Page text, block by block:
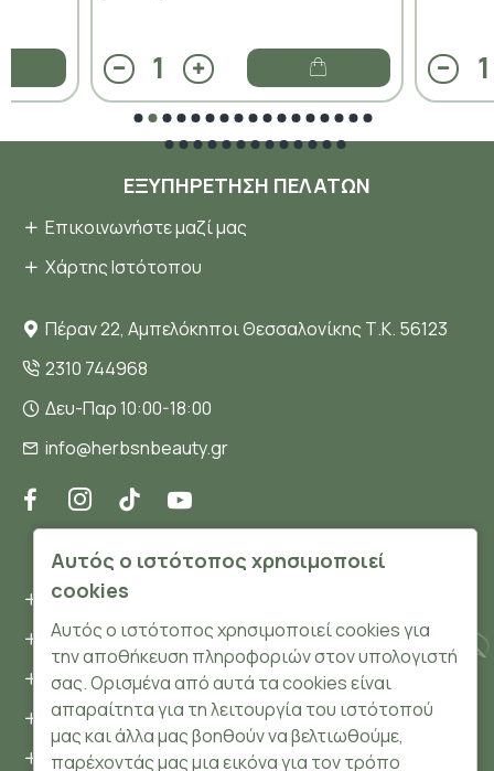
ΕΞΥΠΗΡΈΤΗΣΗ ΠΕΛΑΤΏΝ
Επικοινωνήστε μαζί μας
Χάρτης Ιστότοπου
Πέραν 22, Αμπελόκηποι Θεσσαλονίκης Τ.Κ. 56123
2310 744968
Δευ-Παρ 10:00-18:00
info@herbsnbeauty.gr
ΠΛΗΡΟΦΟΡΊΕΣ
Όροι και συνθήκες
Προσωπικά δεδομένα
Ασφάλεια
Τρόποι Πληρωμής
Τρόποι Αποστολής
Αυτός ο ιστότοπος χρησιμοποιεί
cookies
Αυτός ο ιστότοπος χρησιμοποιεί cookies για
την αποθήκευση πληροφοριών στον υπολογιστή
σας. Ορισμένα από αυτά τα cookies είναι
απαραίτητα για τη λειτουργία του ιστότοπού
μας και άλλα μας βοηθούν να βελτιωθούμε,
παρέχοντάς μας μια εικόνα για τον τρόπο